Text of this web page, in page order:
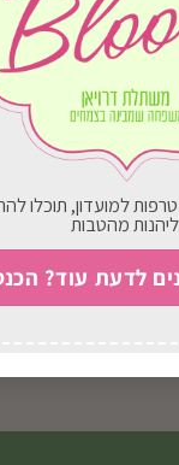
למועדון, תוכלו
מהטבות
לדעת עוד?